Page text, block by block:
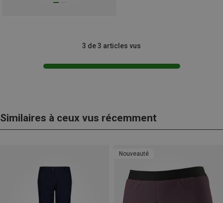
3 de 3 articles vus
Similaires à ceux vus récemment
Nouveauté